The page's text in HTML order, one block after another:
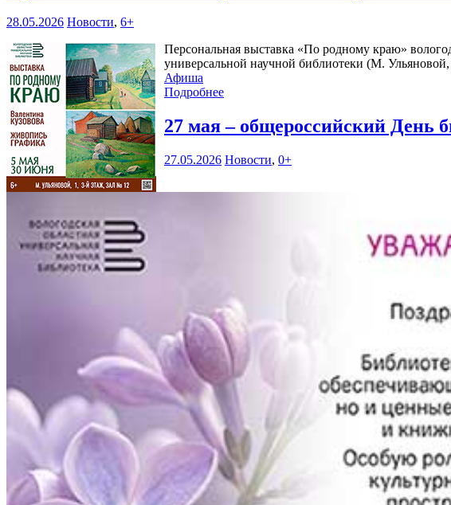
28.05.2026 Новости, 6+
Персональная выставка «По родному краю»
универсальной научной библиотеки (М. Ульяновой,
Афиша
Подробнее
27 мая – общероссийский День
27.05.2026 Новости, 0+